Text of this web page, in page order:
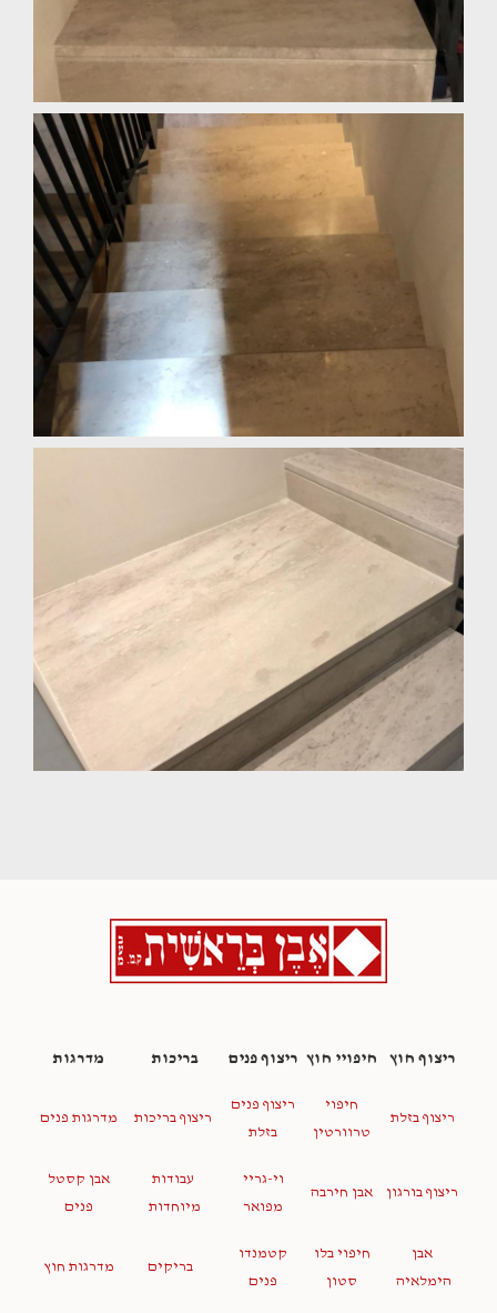
ריצוף חוץ חיפויי חוץ ריצוף פנים בריכות מדרגות
ריצוף בזלת
חיפוי
טרוורטין
ריצוף פנים
בזלת
ריצוף בריכות מדרגות פנים
ריצוף בורגון אבן חירבה
וי-גריי
מפואר
עבודות
מיוחדות
אבן קסטל
פנים
אבן
הימלאיה
חיפוי בלו
סטון
קטמנדו
פנים
בריקים מדרגות חוץ